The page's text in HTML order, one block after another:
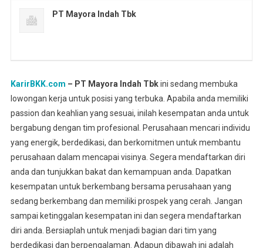
PT Mayora Indah Tbk
KarirBKK.com – PT Mayora Indah Tbkini sedang membuka
lowongan kerja untuk posisi yang terbuka. Apabila anda memiliki
passion dan keahlian yang sesuai, inilah kesempatan anda untuk
bergabung dengan tim profesional. Perusahaan mencari individu
yang energik, berdedikasi, dan berkomitmen untuk membantu
perusahaan dalam mencapai visinya. Segera mendaftarkan diri
anda dan tunjukkan bakat dan kemampuan anda. Dapatkan
kesempatan untuk berkembang bersama perusahaan yang
sedang berkembang dan memiliki prospek yang cerah. Jangan
sampai ketinggalan kesempatan ini dan segera mendaftarkan
diri anda. Bersiaplah untuk menjadi bagian dari tim yang
berdedikasi dan berpengalaman. Adapun dibawah ini adalah